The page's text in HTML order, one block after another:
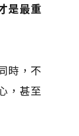
是最重
時，不
，甚至